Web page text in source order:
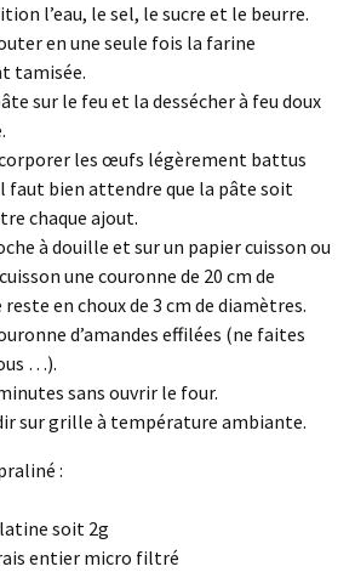
l’eau, le sel, le sucre et le beurre.
en une seule fois la farine
tamisée.
sur le feu et la dessécher à feu doux
les œufs légèrement battus
bien attendre que la pâte soit
chaque ajout.
à douille et sur un papier cuisson ou
une couronne de 20 cm de
en choux de 3 cm de diamètres.
d’amandes effilées (ne faites
…).
sans ouvrir le four.
sur grille à température ambiante.
:
soit 2g
entier micro filtré